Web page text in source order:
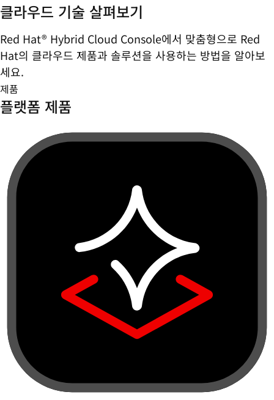
클라우드 기술 살펴보기
Red Hat® Hybrid Cloud Console에서 맞춤형으로 Red
Hat의 클라우드 제품과 솔루션을 사용하는 방법을 알아보
세요.
제품
플랫폼 제품